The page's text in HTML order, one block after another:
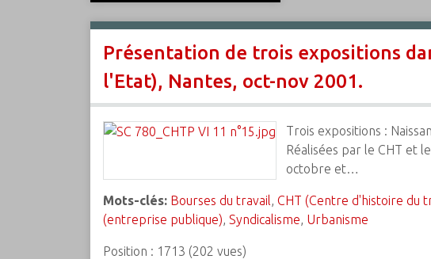
Présentation de trois expositions
l'Etat), Nantes, oct-nov 2001.
Trois expositions :
Réalisées par le CHT et
octobre et…
Mots-clés: Bourses du travail, CHT (Centre d'histoire du
(entreprise publique), Syndicalisme, Urbanisme
Position : 1713 (202 vues)